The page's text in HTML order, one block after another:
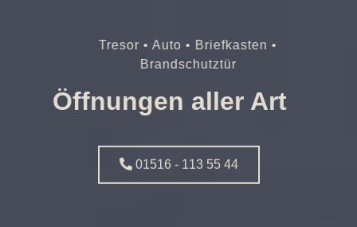
Tresor • Auto • Briefkasten •
Brandschutztür
Öffnungen aller Art
01516 - 113 55 44